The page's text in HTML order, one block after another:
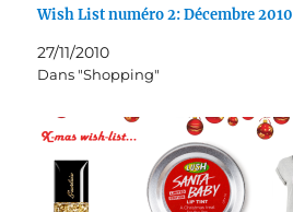
Wish List numéro 2: Décembre 2010
27/11/2010
Dans "Shopping"